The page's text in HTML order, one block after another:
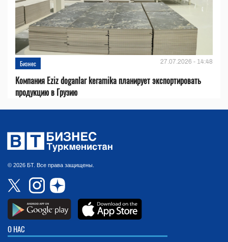
Бизнес 27.07.2026 - 14:48
Компания Eziz doganlar keramika планирует экспортировать
продукцию в Грузию
© 2026 БТ. Все права защищены.
О НАС